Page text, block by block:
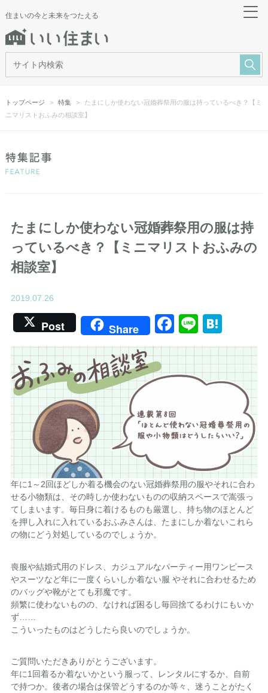
住まいの今と未来をつたえる
トップページ 特集
たまにしか使わない冠婚葬祭用の服は持っているべき？【ミ
ニマリストおふみの相談室】
たまにしか使わない冠婚葬祭用の服は持
っているべき？【ミニマリストおふみの
相談室】
2019.07.26
Post Share Facebook
Line
年に1～2回ほどしか着る機会のない冠婚葬祭用の服やそれに合わ
せる小物類は、その時しか使わないものの収納スペースで嵩張っ
てしまいます。毎日身に着けるものも厳選し、持ち物のほとんど
を押し入れに入れているおふみさんは、たまにしか着ないこれら
の物にどう対処しているのでしょうか。
喪服や結婚式用のドレス、カジュアルなパーティー用ワンピース
やスーツなど年に一度くらいしか着ない服 やそれに合わせるため
のバッグや靴がとても邪魔です。
頻繁に使わないものの、なければ困るし毎回捨てるわけにもいか
ず……
こういったものはどうしたら良いのでしょうか。
ご質問いただきありがとうございます。
年に1回着るか着ないかという服って、レンタルにするか、自前
で持つか。後者の場合は保管どうするのか等々、迷うことがたく